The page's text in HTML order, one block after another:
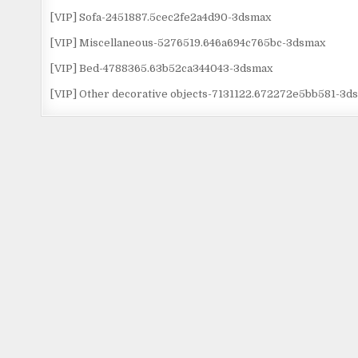
[VIP] Sofa-2451887.5cec2fe2a4d90-3dsmax
[VIP] Miscellaneous-5276519.646a694c765bc-3dsmax
[VIP] Bed-4788365.63b52ca344043-3dsmax
[VIP] Other decorative objects-7131122.672272e5bb581-